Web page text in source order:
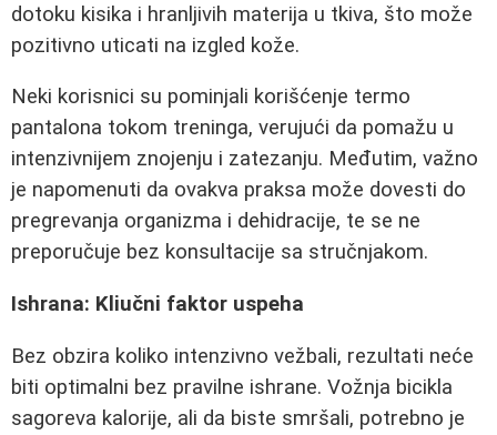
dotoku kisika i hranljivih materija u tkiva, što može
pozitivno uticati na izgled kože.
Neki korisnici su pominjali korišćenje termo
pantalona tokom treninga, verujući da pomažu u
intenzivnijem znojenju i zatezanju. Međutim, važno
je napomenuti da ovakva praksa može dovesti do
pregrevanja organizma i dehidracije, te se ne
preporučuje bez konsultacije sa stručnjakom.
Ishrana: Kliučni faktor uspeha
Bez obzira koliko intenzivno vežbali, rezultati neće
biti optimalni bez pravilne ishrane. Vožnja bicikla
sagoreva kalorije, ali da biste smršali, potrebno je